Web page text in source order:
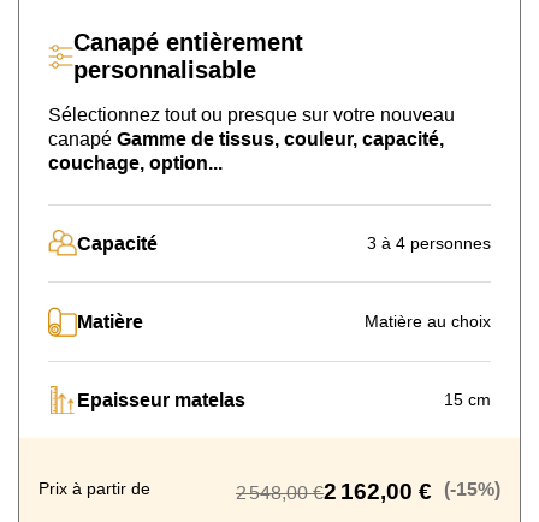
Canapé entièrement
personnalisable
Sélectionnez tout ou presque sur votre nouveau
canapé Gamme de tissus, couleur, capacité,
couchage, option...
Capacité 3 à 4 personnes
Matière Matière au choix
Epaisseur matelas 15 cm
Prix à partir de 2 548,00 €2 162,00 € (-15%)